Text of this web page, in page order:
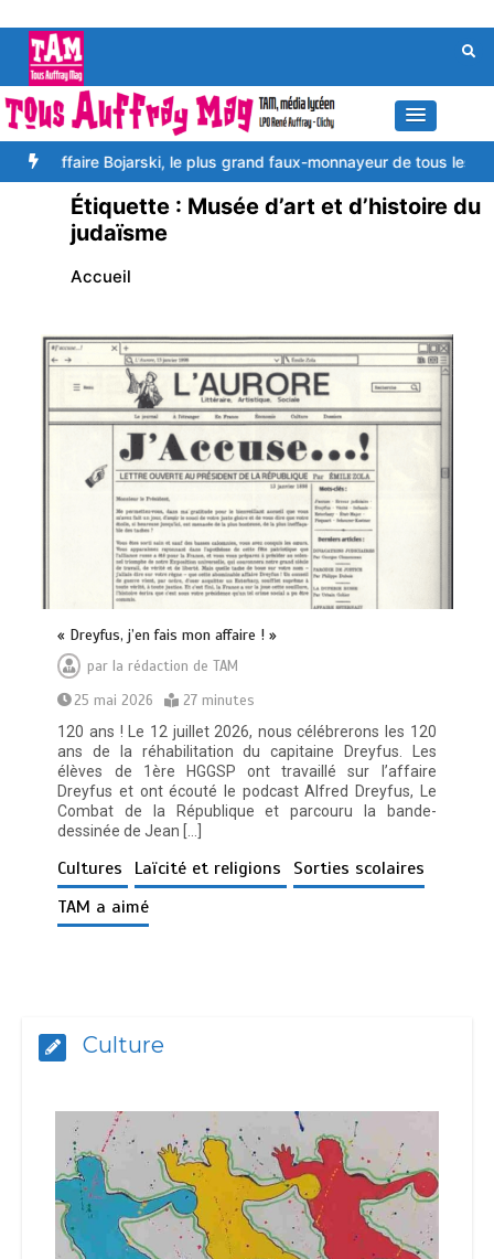
contenu
Bojarski, le plus grand faux-monnayeur de tous les temps De la
Étiquette : Musée d’art et d’histoire du
judaïsme
Accueil
« Dreyfus, j’en fais mon affaire ! »
par la rédaction de TAM
25 mai 2026
27 minutes
120 ans ! Le 12 juillet 2026, nous célébrerons les 120
ans de la réhabilitation du capitaine Dreyfus. Les
élèves de 1ère HGGSP ont travaillé sur l’affaire
Dreyfus et ont écouté le podcast Alfred Dreyfus, Le
Combat de la République et parcouru la bande-
dessinée de Jean […]
Cultures Laïcité et religions
Sorties scolaires
TAM a aimé
Culture